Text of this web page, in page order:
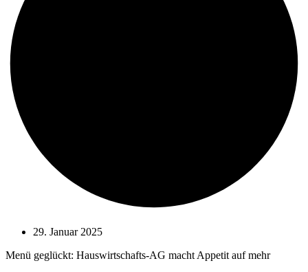
29. Januar 2025
Menü geglückt: Hauswirtschafts-AG macht Appetit auf mehr